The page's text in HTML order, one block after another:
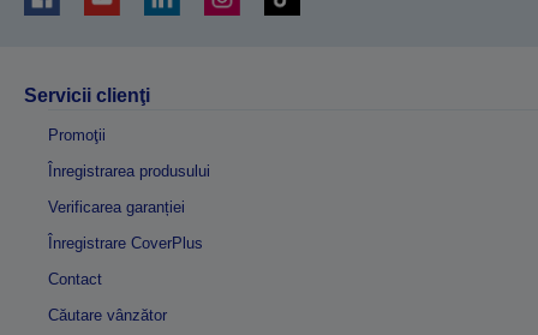
Servicii clienţi
Promoţii
Înregistrarea produsului
Verificarea garanției
Înregistrare CoverPlus
Contact
Căutare vânzător